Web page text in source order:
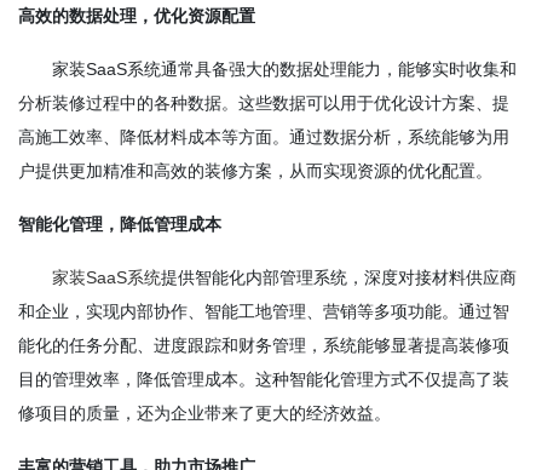
高效的数据处理，优化资源配置
家装SaaS系统通常具备强大的数据处理能力，能够实时收集和
分析装修过程中的各种数据。这些数据可以用于优化设计方案、提
高施工效率、降低材料成本等方面。通过数据分析，系统能够为用
户提供更加精准和高效的装修方案，从而实现资源的优化配置。
智能化管理，降低管理成本
家装SaaS系统提供智能化内部管理系统，深度对接材料供应商
和企业，实现内部协作、智能工地管理、营销等多项功能。通过智
能化的任务分配、进度跟踪和财务管理，系统能够显著提高装修项
目的管理效率，降低管理成本。这种智能化管理方式不仅提高了装
修项目的质量，还为企业带来了更大的经济效益。
丰富的营销工具，助力市场推广